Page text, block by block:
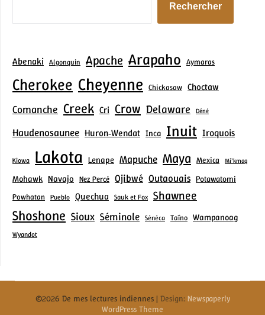
Rechercher
Abenaki Algonquin Apache Arapaho Aymaras
Cherokee Cheyenne Chickasaw Choctaw
Comanche Creek Cri Crow Delaware Déné
Haudenosaunee Huron‑Wendat Inca Inuit Iroquois
Kiowa Lakota Lenape Mapuche Maya Mexica Mi’kmaq
Mohawk Navajo Nez Percé Ojibwé Outaouais Potawatomi
Powhatan Pueblo Quechua Sauk et Fox Shawnee
Shoshone Sioux Séminole Sénéca Taïno Wampanoag
Wyandot
©2026 De mes lectures indiennes | Design: Newspaperly
WordPress Theme